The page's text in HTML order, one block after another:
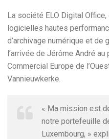
La société ELO Digital
logicielles hautes
d’archivage numérique et de
l’arrivée de Jérôme André
Commercial Europe de
Vannieuwkerke.
« Ma mission est
notre portefeuille
Luxembourg, »